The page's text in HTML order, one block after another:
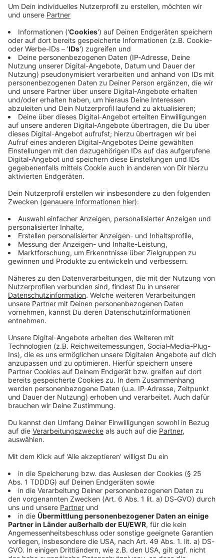
Immer auf dem Laufenden
bleiben!
Verpass' nichts mehr - mit unserem kostenlosen
ANTENNE BAYERN Newsletter. Ob Nachrichten,
Lifestyle oder unsere neuesten Aktionen - wir
informieren dich.
Zum Newsletter anmelden
Du möchtest uns etwas sagen?
Kontaktformular
Sprachnachricht
© dpa-infocom, dpa:260108-930-512265/4
DAS KÖNNTE DICH AUCH INTERESSIEREN
Welt